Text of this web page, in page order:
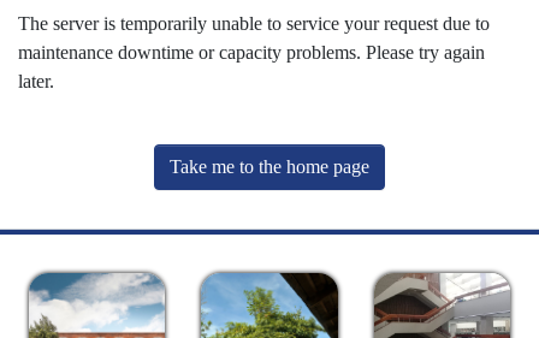
The server is temporarily unable to service your request due to
maintenance downtime or capacity problems. Please try again
later.
Take me to the home page